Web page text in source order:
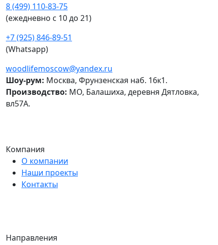
8 (499) 110-83-75
(ежедневно c 10 до 21)
+7 (925) 846-89-51
(Whatsapp)
woodlifemoscow@yandex.ru
Шоу-рум: Москва, Фрунзенская наб. 16к1.
Производство: МО, Балашиха, деревня Дятловка,
вл57А.
Компания
О компании
Наши проекты
Контакты
Направления